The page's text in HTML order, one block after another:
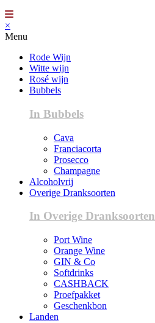
×
Menu
Rode Wijn
Witte wijn
Rosé wijn
Bubbels
In Bubbels
Cava
Franciacorta
Prosecco
Champagne
Alcoholvrij
Overige Dranksoorten
In Overige Dranksoorten
Port Wine
Orange Wine
GIN & Co
Softdrinks
CASHBACK
Proefpakket
Geschenkbon
Landen